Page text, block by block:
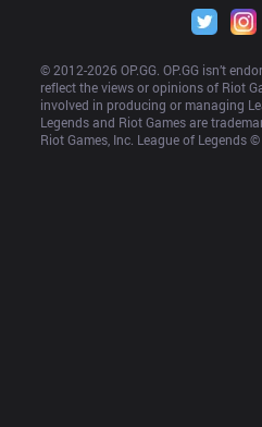
© 2012-2026 OP.GG. OP.GG isn’t
reflect the views or opinions of Riot
involved in producing or managing
Legends and Riot Games are
Riot Games, Inc. League of Legends ©